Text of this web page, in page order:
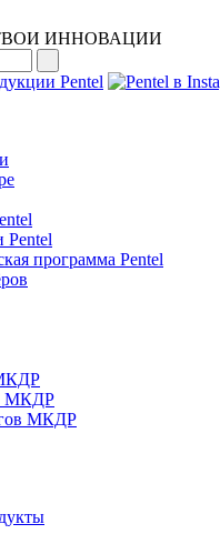
И ИННОВАЦИИ
программа Pentel
МКДР
МКДР